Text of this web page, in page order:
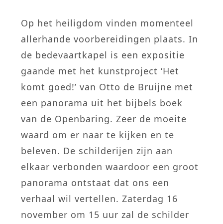
Op het heiligdom vinden momenteel
allerhande voorbereidingen plaats. In
de bedevaartkapel is een expositie
gaande met het kunstproject ‘Het
komt goed!’ van Otto de Bruijne met
een panorama uit het bijbels boek
van de Openbaring. Zeer de moeite
waard om er naar te kijken en te
beleven. De schilderijen zijn aan
elkaar verbonden waardoor een groot
panorama ontstaat dat ons een
verhaal wil vertellen. Zaterdag 16
november om 15 uur zal de schilder